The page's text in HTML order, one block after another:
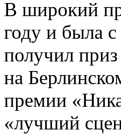
В широкий
году и была
получил
на
премии
«лучший